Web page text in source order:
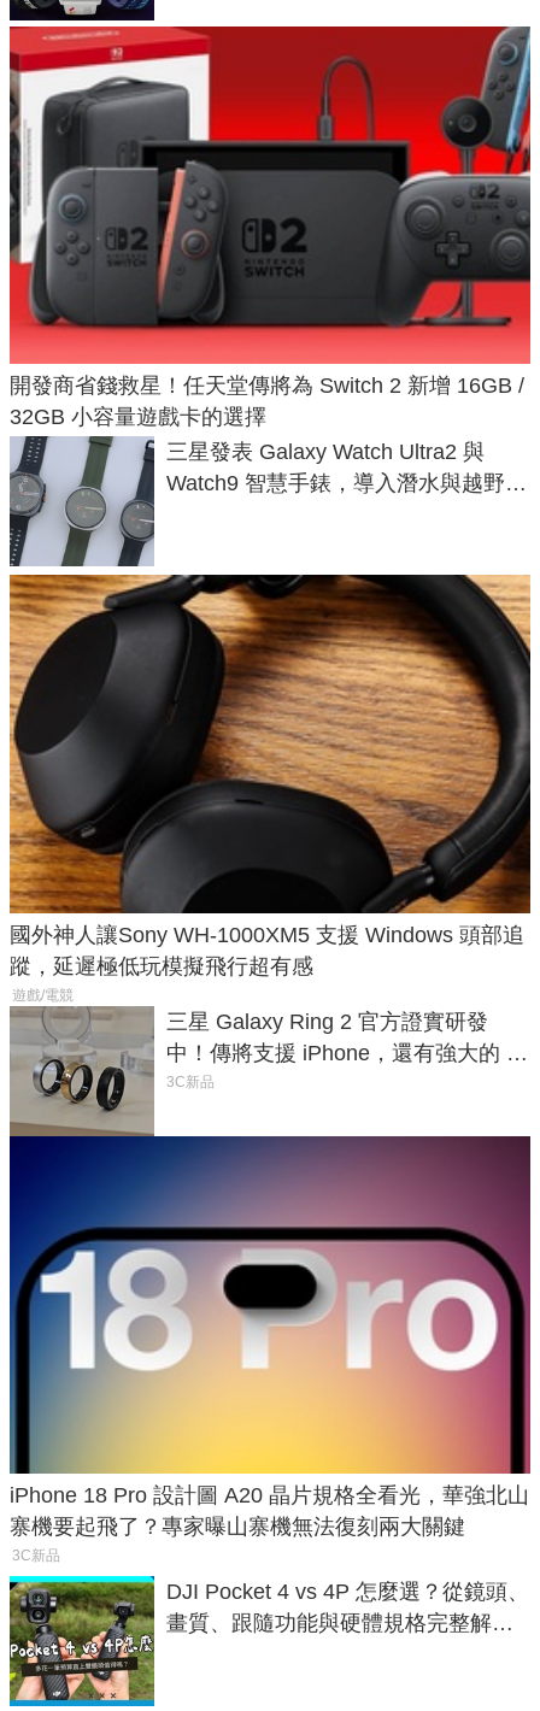
開發商省錢救星！任天堂傳將為 Switch 2 新增 16GB /
32GB 小容量遊戲卡的選擇
三星發表 Galaxy Watch Ultra2 與
Watch9 智慧手錶，導入潛水與越野跑
國外神人讓Sony WH-1000XM5 支援 Windows 頭部追
蹤，延遲極低玩模擬飛行超有感
遊戲/電競
三星 Galaxy Ring 2 官方證實研發
中！傳將支援 iPhone，還有強大的 AI
與智慧家電連動功能
3C新品
iPhone 18 Pro 設計圖 A20 晶片規格全看光，華強北山
寨機要起飛了？專家曝山寨機無法復刻兩大關鍵
3C新品
DJI Pocket 4 vs 4P 怎麼選？從鏡頭、
畫質、跟隨功能與硬體規格完整解